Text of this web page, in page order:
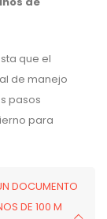
que el
de manejo
pasos
para
DOCUMENTO
DE 100 M